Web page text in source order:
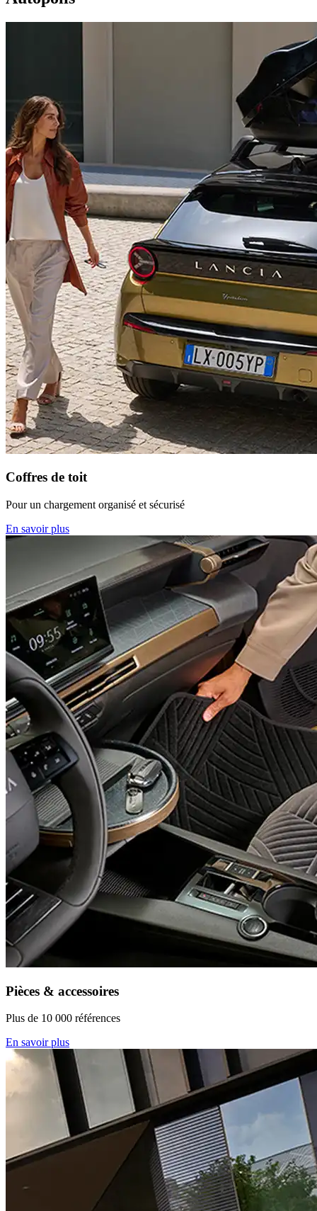
Coffres de toit
Pour un chargement organisé et sécurisé
En savoir plus
Pièces & accessoires
Plus de 10 000 références
En savoir plus